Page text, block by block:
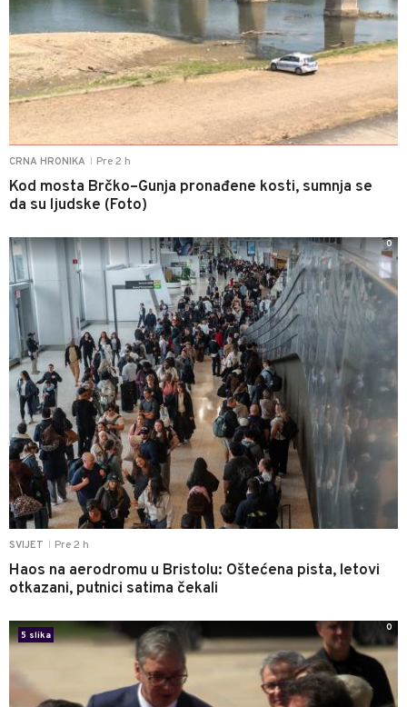
CRNA HRONIKA Pre 2 h
Kod mosta Brčko–Gunja pronađene kosti, sumnja se
da su ljudske (Foto)
SVIJET Pre 2 h
Haos na aerodromu u Bristolu: Oštećena pista, letovi
otkazani, putnici satima čekali
0
5 slika
0